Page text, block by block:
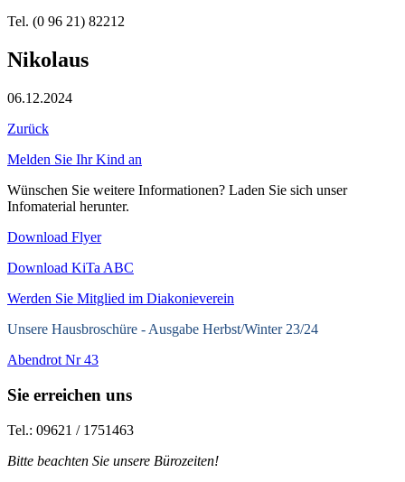
Tel. (0 96 21) 82212
Nikolaus
06.12.2024
Zurück
Melden Sie Ihr Kind an
Wünschen Sie weitere Informationen? Laden Sie sich unser
Infomaterial herunter.
Download Flyer
Download KiTa ABC
Werden Sie Mitglied im Diakonieverein
Unsere Hausbroschüre - Ausgabe Herbst/Winter 23/24
Abendrot Nr 43
Sie erreichen uns
Tel.: 09621 / 1751463
Bitte beachten Sie unsere Bürozeiten!